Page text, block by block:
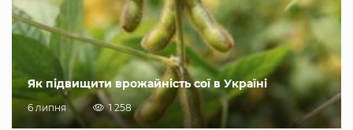
Як підвищити врожайність сої в Україні
6 липня 1 258